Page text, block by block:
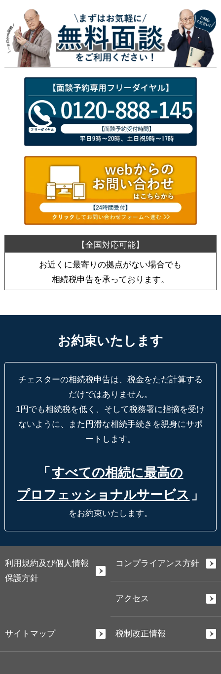
お近くに最寄りの拠点がない場合でも
相続税申告を承っております。
お約束いたします
チェスターの相続税申告は、税金をただ計算する
だけではありません。
1円でも相続税を低く、そして税務署に指摘を受け
ないように、
また円滑な相続手続きを親身にサポ
ートします。
「 すべての相続に最高の
プロフェッショナルサービス 」
をお約束いたします。
利用規約及び個人情報
保護方針
コンプライアンス方針
アクセス
サイトマップ 税制改正情報